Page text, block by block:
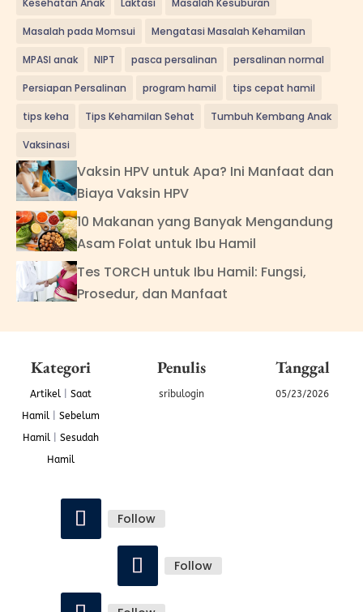
Kesehatan Anak Laktasi Masalah Kesuburan
Masalah pada Momsui Mengatasi Masalah Kehamilan
MPASI anak NIPT pasca persalinan persalinan normal
Persiapan Persalinan program hamil tips cepat hamil
tips keha Tips Kehamilan Sehat Tumbuh Kembang Anak
Vaksinasi
Vaksin HPV untuk Apa? Ini Manfaat dan
Biaya Vaksin HPV
10 Makanan yang Banyak Mengandung
Asam Folat untuk Ibu Hamil
Tes TORCH untuk Ibu Hamil: Fungsi,
Prosedur, dan Manfaat
Kategori
Artikel| Saat
Hamil| Sebelum
Hamil| Sesudah
Hamil
Penulis
sribulogin
Tanggal
05/23/2026
Follow
Follow